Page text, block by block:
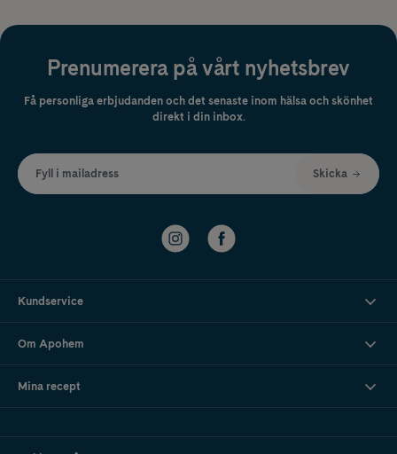
Prenumerera på vårt nyhetsbrev
Få personliga erbjudanden och det senaste inom hälsa och skönhet
direkt i din inbox.
Fyll i mailadress Skicka
Kundservice
Om Apohem
Mina recept